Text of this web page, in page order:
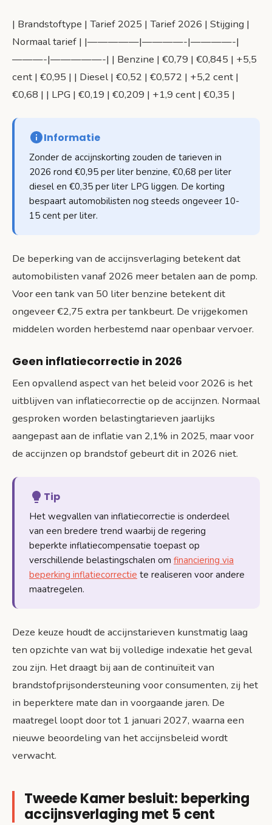
| Brandstoftype | Tarief 2025 | Tarief 2026 | Stijging |
Normaal tarief | |—————|————-|————-|
———-|—————-| | Benzine | €0,79 | €0,845 | +5,5
cent | €0,95 | | Diesel | €0,52 | €0,572 | +5,2 cent |
€0,68 | | LPG | €0,19 | €0,209 | +1,9 cent | €0,35 |
Informatie
Zonder de accijnskorting zouden de tarieven in
2026 rond €0,95 per liter benzine, €0,68 per liter
diesel en €0,35 per liter LPG liggen. De korting
bespaart automobilisten nog steeds ongeveer 10-
15 cent per liter.
De beperking van de accijnsverlaging betekent dat
automobilisten vanaf 2026 meer betalen aan de pomp.
Voor een tank van 50 liter benzine betekent dit
ongeveer €2,75 extra per tankbeurt. De vrijgekomen
middelen worden herbestemd naar openbaar vervoer.
Geen inflatiecorrectie in 2026
Een opvallend aspect van het beleid voor 2026 is het
uitblijven van inflatiecorrectie op de accijnzen. Normaal
gesproken worden belastingtarieven jaarlijks
aangepast aan de inflatie van 2,1% in 2025, maar voor
de accijnzen op brandstof gebeurt dit in 2026 niet.
Tip
Het wegvallen van inflatiecorrectie is onderdeel
van een bredere trend waarbij de regering
beperkte inflatiecompensatie toepast op
verschillende belastingschalen om financiering via
beperking inflatiecorrectie te realiseren voor andere
maatregelen.
Deze keuze houdt de accijnstarieven kunstmatig laag
ten opzichte van wat bij volledige indexatie het geval
zou zijn. Het draagt bij aan de continuïteit van
brandstofprijsondersteuning voor consumenten, zij het
in beperktere mate dan in voorgaande jaren. De
maatregel loopt door tot 1 januari 2027, waarna een
nieuwe beoordeling van het accijnsbeleid wordt
verwacht.
Tweede Kamer besluit: beperking
accijnsverlaging met 5 cent